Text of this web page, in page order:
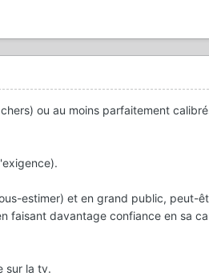
ou au moins parfaitement
estimer) et en grand public, peut-
faisant davantage confiance en sa
sur la tv.